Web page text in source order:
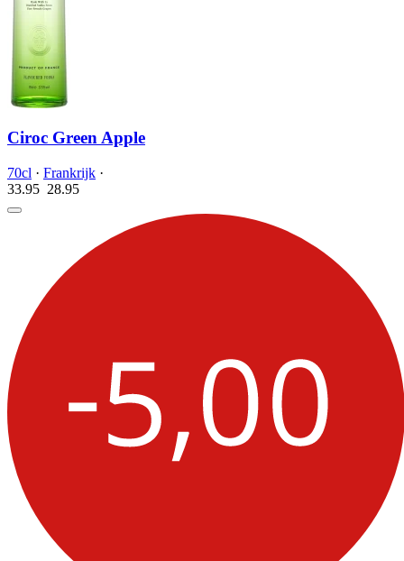
Ciroc Green Apple
70cl · Frankrijk ·
33.95 28.95